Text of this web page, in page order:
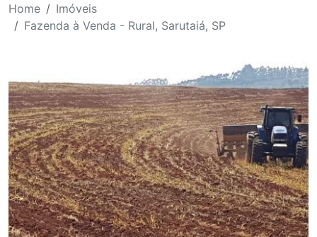
Home
Imóveis
Fazenda à Venda - Rural, Sarutaiá, SP